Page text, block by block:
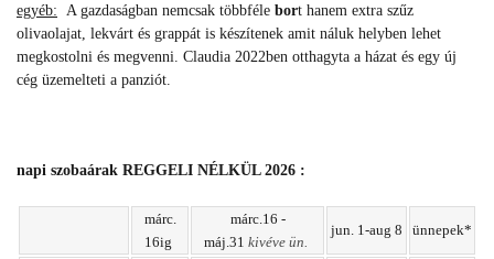
egyéb: A gazdaságban nemcsak többféle bort hanem extra szűz
olivaolajat, lekvárt és grappát is készítenek amit náluk helyben lehet
megkostolni és megvenni. Claudia 2022ben otthagyta a házat és egy új
cég üzemelteti a panziót.
napi szobaárak REGGELI NÉLKÜL 2026 :
márc.
16ig
márc.16 -
máj.31 kivéve ün.
jun. 1-aug 8 ünnepek*